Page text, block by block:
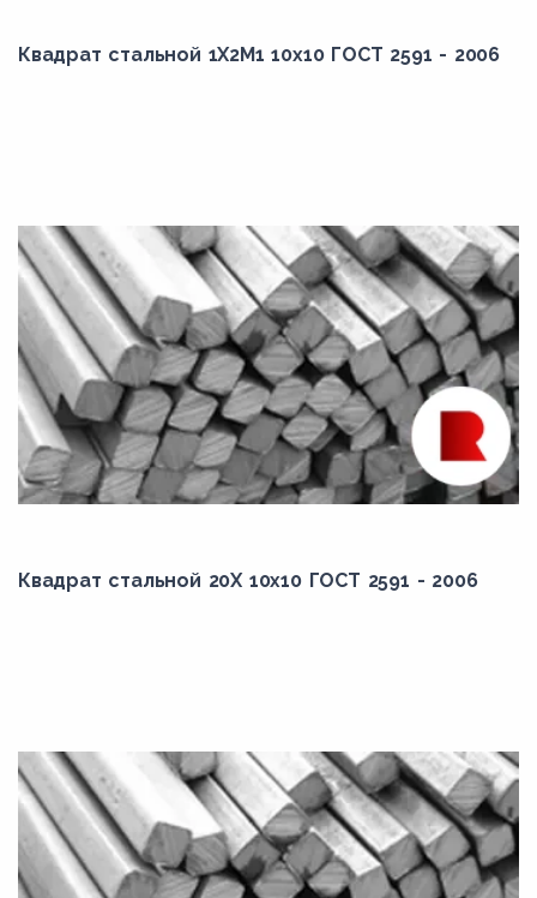
Квадрат стальной 1Х2М1 10x10 ГОСТ 2591 - 2006
Квадрат стальной 20Х 10x10 ГОСТ 2591 - 2006